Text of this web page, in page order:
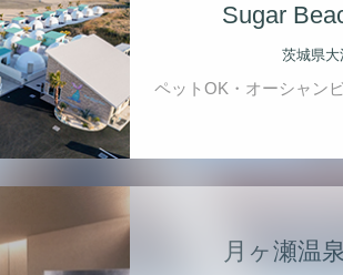
Sugar
茨城県大
ペットOK・オーシャン
月ヶ瀬温